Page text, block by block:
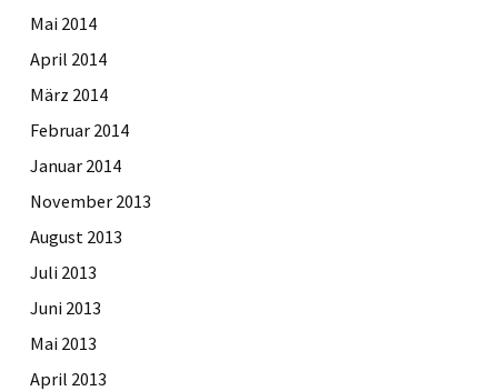
Mai 2014
April 2014
März 2014
Februar 2014
Januar 2014
November 2013
August 2013
Juli 2013
Juni 2013
Mai 2013
April 2013